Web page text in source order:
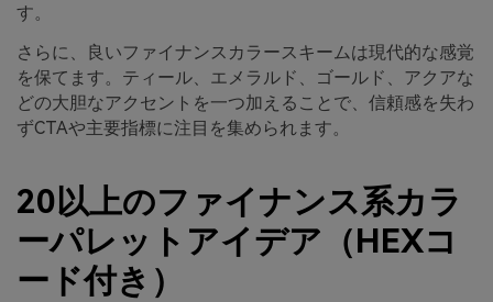
す。
さらに、良いファイナンスカラースキームは現代的な感覚
を保てます。ティール、エメラルド、ゴールド、アクアな
どの大胆なアクセントを一つ加えることで、信頼感を失わ
ずCTAや主要指標に注目を集められます。
20以上のファイナンス系カラ
ーパレットアイデア（HEXコ
ード付き）